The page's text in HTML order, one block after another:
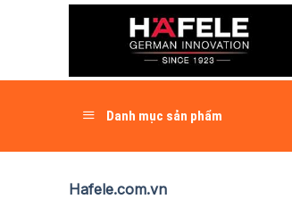
Danh mục sản phẩm
Hafele.com.vn